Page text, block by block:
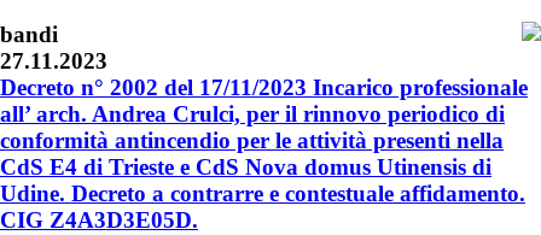
bandi
27.11.2023
Decreto n° 2002 del 17/11/2023 Incarico professionale
all’ arch. Andrea Crulci, per il rinnovo periodico di
conformità antincendio per le attività presenti nella
CdS E4 di Trieste e CdS Nova domus Utinensis di
Udine. Decreto a contrarre e contestuale affidamento.
CIG Z4A3D3E05D.